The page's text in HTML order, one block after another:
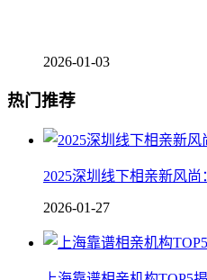
2026-01-03
热门推荐
2025深圳线下相亲新风
2026-01-27